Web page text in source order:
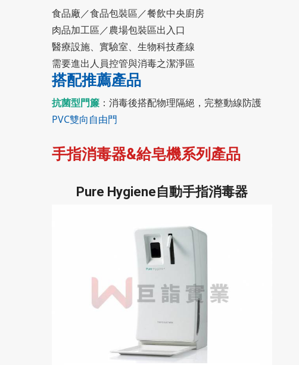
食品廠／食品包裝區／餐飲中央廚房
肉品加工區／農場包裝區出入口
醫療設施、實驗室、生物科技產線
需要進出人員控管與消毒之潔淨區
搭配推薦產品
抗菌型門簾 ：消毒後搭配物理隔絕，完整動線防護
PVC雙向自由門
手指消毒器&給皂機系列產品
Pure Hygiene自動手指消毒器